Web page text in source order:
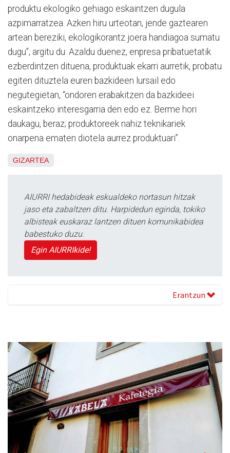
produktu ekologiko gehiago eskaintzen dugula
azpimarratzea. Azken hiru urteotan, jende gaztearen
artean bereziki, ekologikorantz joera handiagoa sumatu
dugu”, argitu du. Azaldu duenez, enpresa pribatuetatik
ezberdintzen dituena, produktuak ekarri aurretik, probatu
egiten dituztela euren bazkideen lursail edo
negutegietan, “ondoren erabakitzen da bazkideei
eskaintzeko interesgarria den edo ez. Berme hori
daukagu, beraz; produktoreek nahiz teknikariek
onarpena ematen diotela aurrez produktuari”.
GIZARTEA
AIURRI hedabideak eskualdeko nortasun hitzak
jaso eta zabaltzen ditu. Harpidedun eginda, tokiko
albisteak euskaraz lantzen dituen komunikabidea
babestuko duzu.
Egin AIURRIkide!
Erantzun